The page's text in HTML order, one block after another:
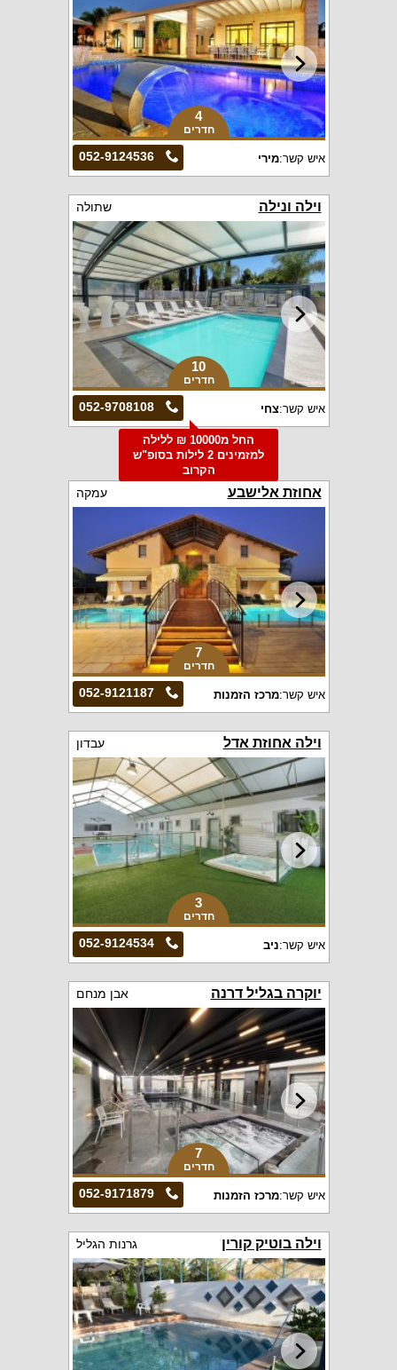
4
חדרים
052-9124536 איש קשר:מירי
וילה ונילה שתולה
10
חדרים
052-9708108 איש קשר:צחי
החל מ10000 ₪ ללילה
למזמינים 2 לילות בסופ"ש
הקרוב
אחוזת אלישבע עמקה
7
חדרים
052-9121187 איש קשר:מרכז הזמנות
וילה אחוזת אדל עבדון
3
חדרים
052-9124534 איש קשר:ניב
יוקרה בגליל דרנה אבן מנחם
7
חדרים
052-9171879 איש קשר:מרכז הזמנות
וילה בוטיק קורין גרנות הגליל